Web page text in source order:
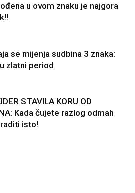
u ovom znaku je najgora
se mijenja sudbina 3 znaka:
zlatni period
STAVILA KORU OD
Kada čujete razlog odmah
isto!